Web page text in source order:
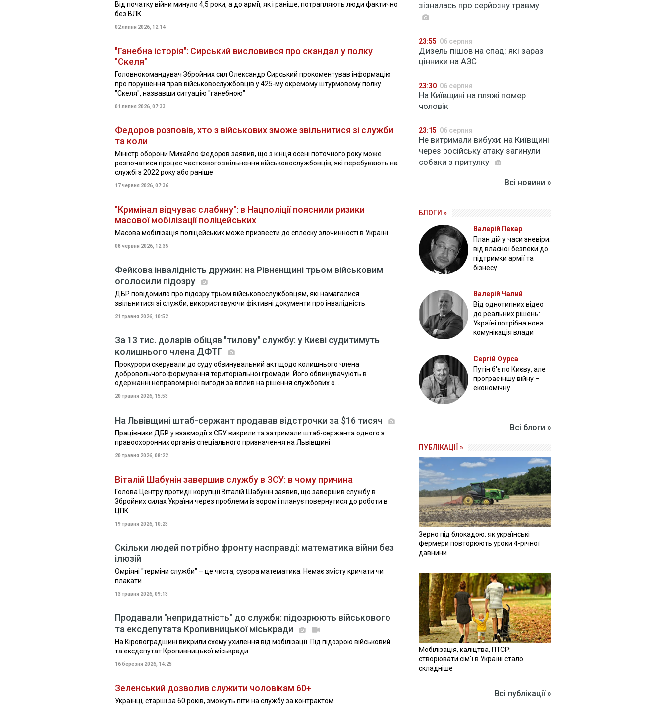
Від початку війни минуло 4,5 роки, а до армії, як і раніше, потрапляють люди фактично
без ВЛК
02 липня 2026, 12:14
"Ганебна історія": Сирський висловився про скандал у полку
"Скеля"
Головнокомандувач Збройних сил Олександр Сирський прокоментував інформацію
про порушення прав військовослужбовців у 425-му окремому штурмовому полку
"Скеля", назвавши ситуацію "ганебною"
01 липня 2026, 07:33
Федоров розповів, хто з військових зможе звільнитися зі служби
та коли
Міністр оборони Михайло Федоров заявив, що з кінця осені поточного року може
розпочатися процес часткового звільнення військовослужбовців, які перебувають на
службі з 2022 року або раніше
17 червня 2026, 07:36
"Кримінал відчуває слабину": в Нацполіції пояснили ризики
масової мобілізації поліцейських
Масова мобілізація поліцейських може призвести до сплеску злочинності в Україні
08 червня 2026, 12:35
Фейкова інвалідність дружин: на Рівненщині трьом військовим
оголосили підозру
ДБР повідомило про підозру трьом військовослужбовцям, які намагалися
звільнитися зі служби, використовуючи фіктивні документи про інвалідність
21 травня 2026, 10:52
За 13 тис. доларів обіцяв "тилову" службу: у Києві судитимуть
колишнього члена ДФТГ
Прокурори скерували до суду обвинувальний акт щодо колишнього члена
добровольчого формування територіальної громади. Його обвинувачують в
одержанні неправомірної вигоди за вплив на рішення службових о...
20 травня 2026, 15:53
На Львівщині штаб-сержант продавав відстрочки за $16 тисяч
Працівники ДБР у взаємодії з СБУ викрили та затримали штаб-сержанта одного з
правоохоронних органів спеціального призначення на Львівщині
20 травня 2026, 08:22
Віталій Шабунін завершив службу в ЗСУ: в чому причина
Голова Центру протидії корупції Віталій Шабунін заявив, що завершив службу в
Збройних силах України через проблеми із зором і планує повернутися до роботи в
ЦПК
19 травня 2026, 10:23
Скільки людей потрібно фронту насправді: математика війни без
ілюзій
Омріяні "терміни служби" – це чиста, сувора математика. Немає змісту кричати чи
плакати
13 травня 2026, 09:13
Продавали "непридатність" до служби: підозрюють військового
та ексдепутата Кропивницької міськради
На Кіровоградщині викрили схему ухилення від мобілізації. Під підозрою військовий
та ексдепутат Кропивницької міськради
16 березня 2026, 14:25
Зеленський дозволив служити чоловікам 60+
Українці, старші за 60 років, зможуть піти на службу за контрактом
зізналась про серйозну травму
23:55 06 серпня
Дизель пішов на спад: які зараз
цінники на АЗС
23:30 06 серпня
На Київщині на пляжі помер
чоловік
23:15 06 серпня
Не витримали вибухи: на Київщині
через російську атаку загинули
собаки з притулку
Всі новини »
БЛОГИ »
Валерій Пекар
План дій у часи зневіри:
від власної безпеки до
підтримки армії та
бізнесу
Валерій Чалий
Від однотипних відео
до реальних рішень:
Україні потрібна нова
комунікація влади
Сергій Фурса
Путін б'є по Києву, але
програє іншу війну –
економічну
Всі блоги »
ПУБЛІКАЦІЇ »
Зерно під блокадою: як українські
фермери повторюють уроки 4-річної
давнини
Мобілізація, каліцтва, ПТСР:
створювати сім'ї в Україні стало
складніше
Всі публікації »